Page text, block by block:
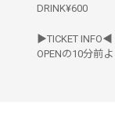
DRINK¥600
▶︎TICKET
OPENの10分前